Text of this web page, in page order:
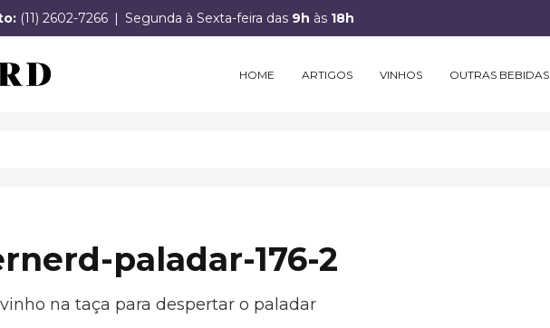
(11) 2602-7266 Segunda à Sexta-feira das 9h às 18h
HOME ARTIGOS VINHOS OUTRAS BEBIDAS
paladar-176-2
na taça para despertar o paladar